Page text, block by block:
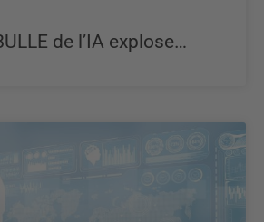
de l’IA explose…